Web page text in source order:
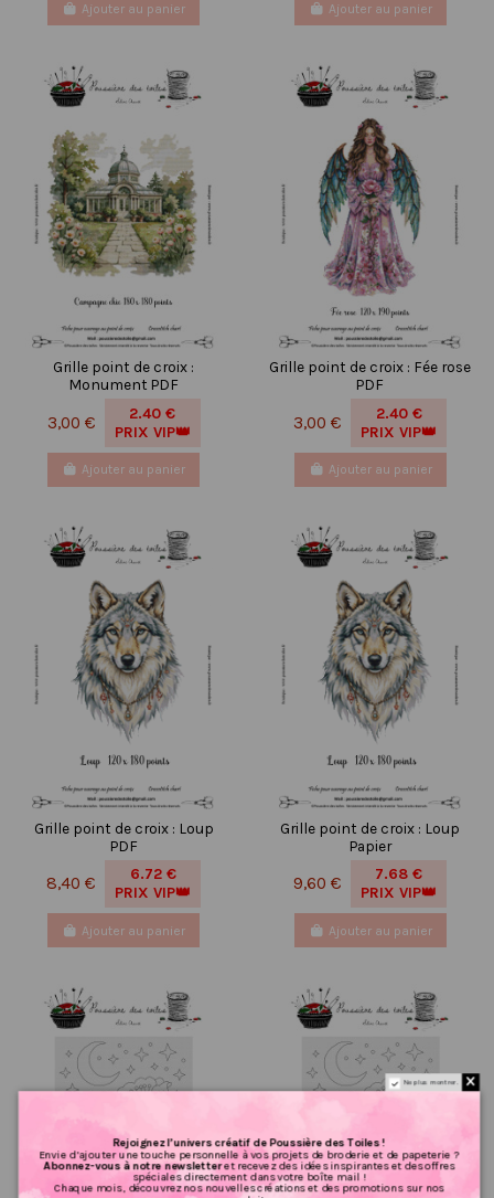
Ajouter au panier Ajouter au panier
Grille point de croix :
Monument PDF
3,00 €
2.40 €
PRIX VIP👑
Ajouter au panier
Grille point de croix : Fée rose
PDF
3,00 €
2.40 €
PRIX VIP👑
Ajouter au panier
Grille point de croix : Loup
PDF
8,40 €
6.72 €
PRIX VIP👑
Ajouter au panier
Grille point de croix : Loup
Papier
9,60 €
7.68 €
PRIX VIP👑
Ajouter au panier
Ne plus montrer.
Rejoignez l’univers créatif de Poussière des Toiles !
Envie d’ajouter une touche personnelle à vos projets de broderie et de papeterie ?
Abonnez-vous à notre newsletteret recevez des idées inspirantes et des offres
spéciales directement dans votre boîte mail !
Chaque mois, découvrez nos nouvelles créations et des promotions sur nos